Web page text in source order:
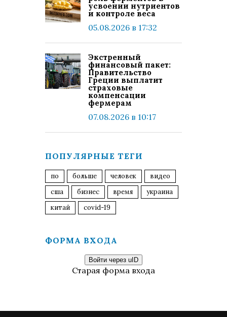
усвоении нутриентов
и контроле веса
05.08.2026 в 17:32
Экстренный
финансовый пакет:
Правительство
Греции выплатит
страховые
компенсации
фермерам
07.08.2026 в 10:17
ПОПУЛЯРНЫЕ ТЕГИ
по больше человек
видео
сша
бизнес время
украина
китай
covid-19
ФОРМА ВХОДА
Войти через uID
Старая форма входа